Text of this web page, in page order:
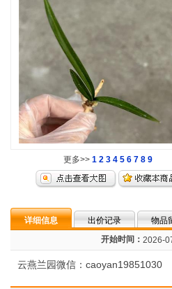
更多>> 1 2 3 4 5 6 7 8 9
详细信息 出价记录 物品
开始时间： 2026-
云燕兰园微信：caoyan19851030